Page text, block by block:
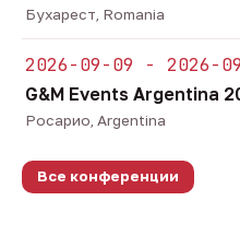
Бухарест, Romania
2026-09-09 - 2026-
G&M Events Argentina
Росарио, Argentina
Все конференции